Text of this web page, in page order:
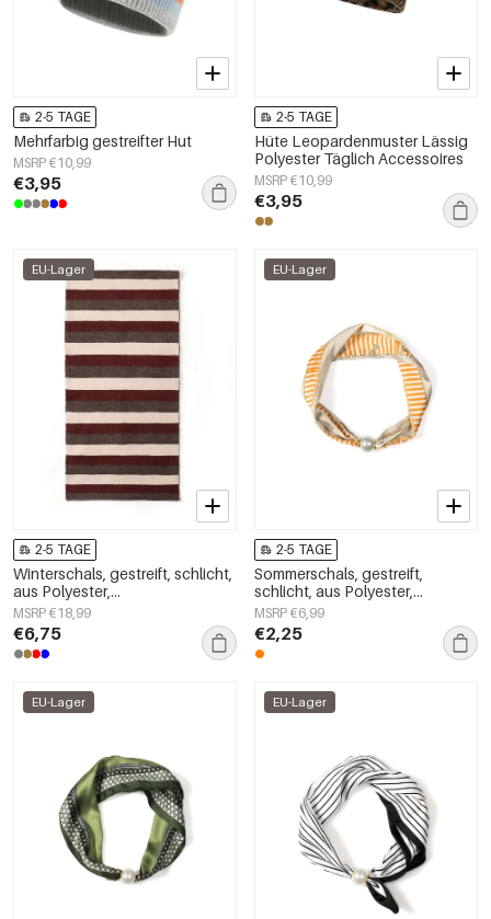
2-5 TAGE
Mehrfarbig gestreifter Hut
MSRP €10,99
€3,95
2-5 TAGE
Hüte Leopardenmuster Lässig
Polyester Täglich Accessoires
MSRP €10,99
€3,95
EU-Lager
2-5 TAGE
Winterschals, gestreift, schlicht,
aus Polyester,
Alltagsaccessoires
MSRP €18,99
€6,75
EU-Lager
2-5 TAGE
Sommerschals, gestreift,
schlicht, aus Polyester,
Alltagsaccessoires
MSRP €6,99
€2,25
EU-Lager EU-Lager